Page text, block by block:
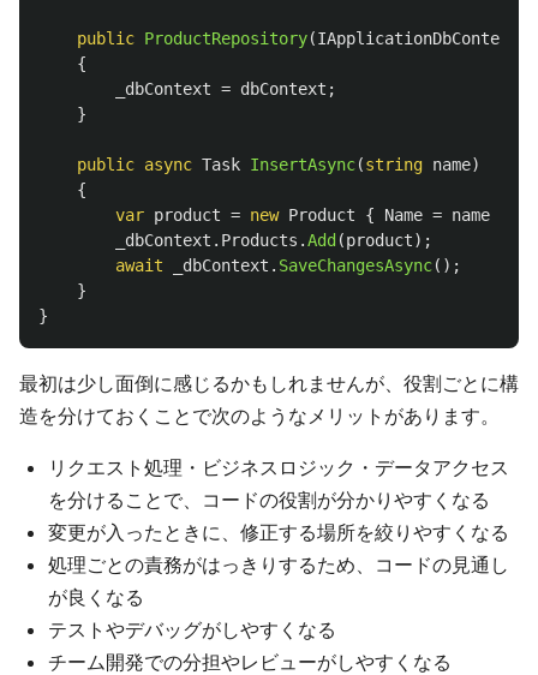
public ProductRepository(IApplicationDbContext
{
_dbContext = dbContext ;
}
public async Task InsertAsync(string name)
{
var product = new Product { Name = name
_dbContext . Products .Add (product);
await
_dbContext . SaveChangesAsync();
}
}
最初は少し面倒に感じるかもしれませんが、役割ごとに構
造を分けておくことで次のようなメリットがあります。
リクエスト処理・ビジネスロジック・データアクセス
を分けることで、コードの役割が分かりやすくなる
変更が入ったときに、修正する場所を絞りやすくなる
処理ごとの責務がはっきりするため、コードの見通し
が良くなる
テストやデバッグがしやすくなる
チーム開発での分担やレビューがしやすくなる